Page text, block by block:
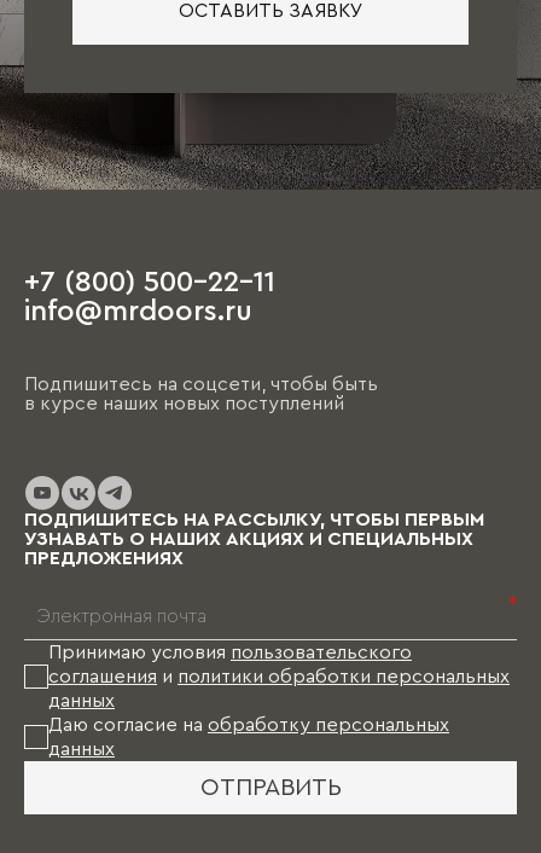
ОСТАВИТЬ ЗАЯВКУ
+7 (800) 500-22-11
info@mrdoors.ru
Подпишитесь на соцсети, чтобы быть
в курсе наших новых поступлений
ПОДПИШИТЕСЬ НА РАССЫЛКУ, ЧТОБЫ ПЕРВЫМ
УЗНАВАТЬ О НАШИХ АКЦИЯХ И СПЕЦИАЛЬНЫХ
ПРЕДЛОЖЕНИЯХ
*
Принимаю условия пользовательского
соглашения и политики обработки персональных
данных
Даю согласие на обработку персональных
данных
ОТПРАВИТЬ